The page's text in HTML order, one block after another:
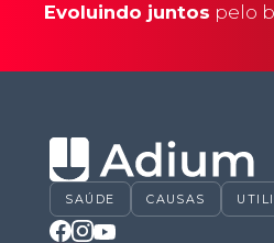
Evoluindo juntos pelo
SAÚDE CAUSAS